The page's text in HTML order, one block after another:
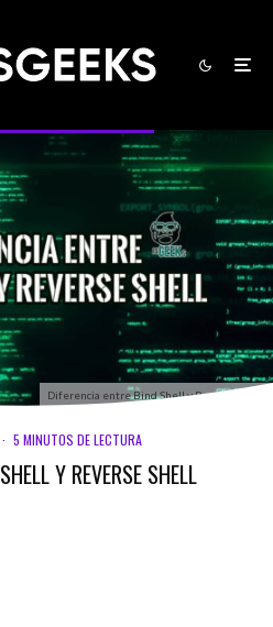
Diferencia entre Bind Shell y Reverse Shell
· 5 MINUTOS DE LECTURA
Y REVERSE SHELL